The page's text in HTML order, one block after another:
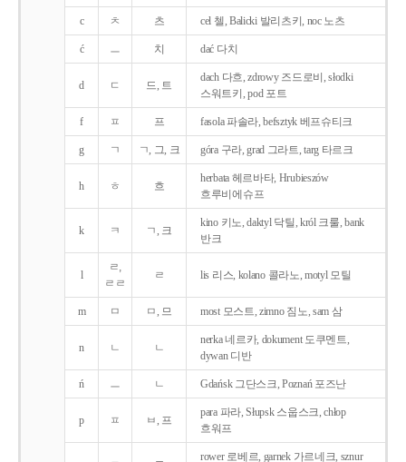
c ㅊ 츠 cel 첼, Balicki 발리츠키, noc 노츠
ć ㅡ 치 dać 다치
d ㄷ 드, 트
dach 다흐, zdrowy 즈드로비, słodki
스워트키, pod 포트
f ㅍ 프 fasola 파솔라, befsztyk 베프슈티크
g ㄱ ㄱ, 그, 크 góra 구라, grad 그라트, targ 타르크
h ㅎ 흐
herbata 헤르바타, Hrubieszów
흐루비에슈프
k ㅋ ㄱ, 크
kino 키노, daktyl 닥틸, król 크룰, bank
반크
l
ㄹ,
ㄹㄹ
ㄹ lis 리스, kolano 콜라노, motyl 모틸
m ㅁ ㅁ, 므 most 모스트, zimno 짐노, sam 삼
n ㄴ ㄴ
nerka 네르카, dokument 도쿠멘트,
dywan 디반
ń ㅡ ㄴ Gdańsk 그단스크, Poznań 포즈난
p ㅍ ㅂ, 프
para 파라, Słupsk 스웁스크, chłop
흐워프
rower 로베르, garnek 가르네크, sznur